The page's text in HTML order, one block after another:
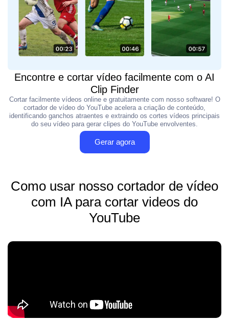
Encontre e cortar vídeo facilmente com o AI
Clip Finder
Cortar facilmente vídeos online e gratuitamente com nosso software! O
cortador de vídeo do YouTube acelera a criação de conteúdo,
identificando ganchos atraentes e extraindo os cortes vídeos principais
do seu vídeo para gerar clipes do YouTube envolventes.
Gerar agora
Como usar nosso cortador de vídeo
com IA para cortar videos do
YouTube